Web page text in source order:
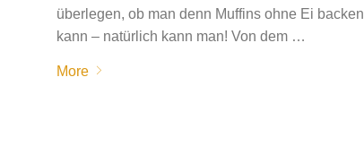
überlegen, ob man denn Muffins ohne Ei backen
kann – natürlich kann man! Von dem …
More